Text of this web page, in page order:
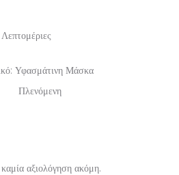
Λεπτομέριες
Υφασμάτινη Μάσκα
Πλενόμενη
αξιολόγηση ακόμη.